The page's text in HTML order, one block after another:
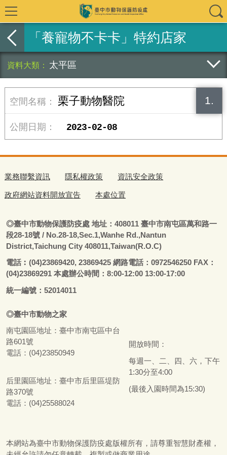
「養寵物不卡卡」特約店家
太平區
1.
栗子動物醫院
2023-02-08
業務聯繫資訊 隱私權政策 資訊安全政策
政府網站資料開放宣告 本處位置
◎臺中市動物保護防疫處地址：408011 臺中市南屯區萬和路一
段28-18號 / No.28-18,Sec.1,Wanhe Rd.,Nantun
District,Taichung City 408011,Taiwan(R.O.C)
電話︰ (04)23869420, 23869425 網路電話：0972546250 FAX：
(04)23869291 本處辦公時間：8:00-12:00 13:00-17:00
統一編號：52014011
◎臺中市動物之家
南屯園區地址： 臺中市南屯區中台
路601號
電話：(04)23850949
后里園區地址： 臺中市后里區堤防
路370號
電話：(04)25588024
開放時間：
每週一、二、四、六，下午
1:30分至4:00
(最後入園時間為15:30)
本網站為臺中市動物保護防疫處版權所有，請尊重智慧財產權，